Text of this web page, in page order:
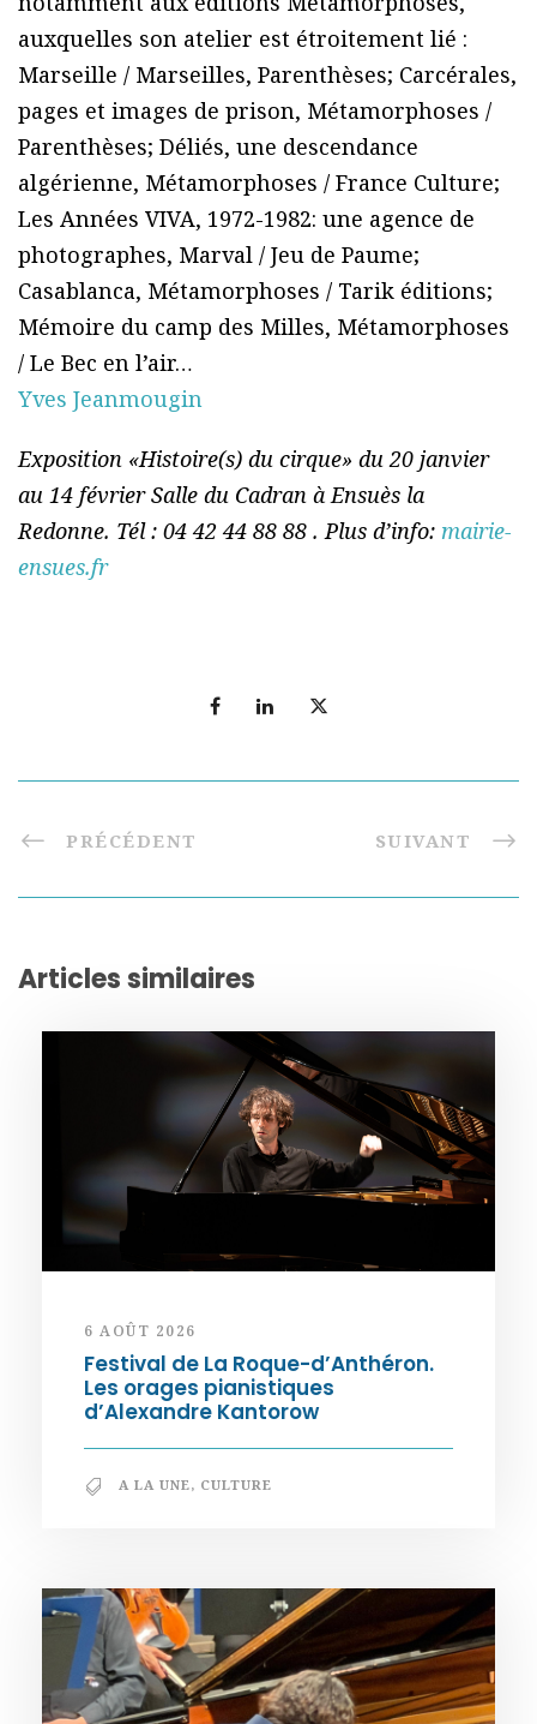
auxquelles son atelier est étroitement lié :
Marseille / Marseilles, Parenthèses; Carcérales,
pages et images de prison, Métamorphoses /
Parenthèses; Déliés, une descendance
algérienne, Métamorphoses / France Culture;
Les Années VIVA, 1972-1982: une agence de
photographes, Marval / Jeu de Paume;
Casablanca, Métamorphoses / Tarik éditions;
Mémoire du camp des Milles, Métamorphoses
/ Le Bec en l’air…
Yves Jeanmougin
Exposition «Histoire(s) du cirque» du 20 janvier
au 14 février Salle du Cadran à Ensuès la
Redonne. Tél : 04 42 44 88 88 . Plus d’info: mairie-
ensues.fr
PRÉCÉDENT SUIVANT
Articles similaires
6 AOÛT 2026
Festival de La Roque-d’Anthéron.
Les orages pianistiques
d’Alexandre Kantorow
A LA UNE, CULTURE